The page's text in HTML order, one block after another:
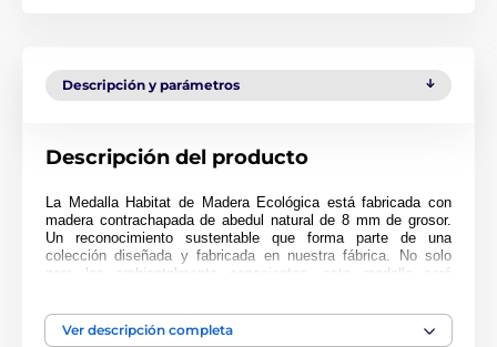
Descripción y parámetros
Descripción del producto
La Medalla Habitat de Madera Ecológica está fabricada con
madera contrachapada de abedul natural de 8 mm de grosor.
Un reconocimiento sustentable que forma parte de una
colección diseñada y fabricada en nuestra fábrica. No solo
para los ambientalmente conscientes, esta medalla será
Impresa a full color, esta medalla es noble, impresionante y
única. Elija entre tres tamaños muy grandes de hasta 9 cm.
Ver descripción completa